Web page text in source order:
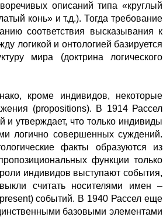
описаний типа «круглый
конь» и т.д.). Тогда требование
соответствия высказывания к
логикой и онтологией базируется
мира (доктрина логического
кроме индивидов, некоторые
(propositions). В 1914 Рассел
и утверждает, что только индивиды
логично совершенных суждений.
факты образуются из
функции только
индивидов выступают события,
считать носителями имен –
событий. В 1940 Рассел еще
базовыми элементами